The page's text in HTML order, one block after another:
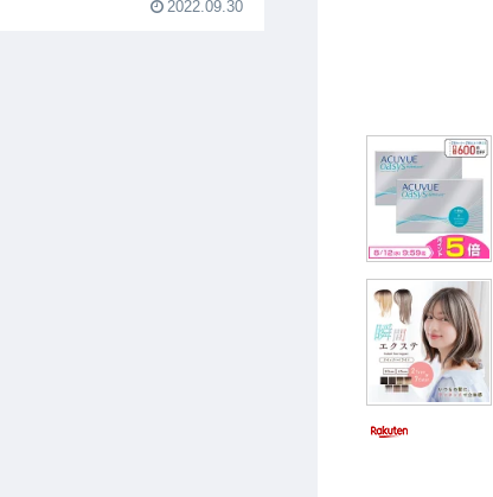
2022.09.30